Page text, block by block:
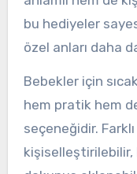
bu hediyeler
özel anları daha
Bebekler için
hem pratik hem
seçeneğidir.
kişiselleştirilebilir,